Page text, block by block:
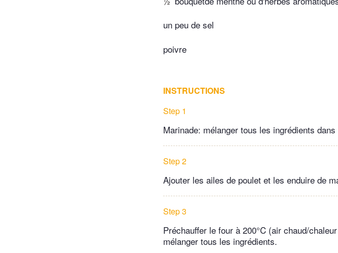
un peu de sel
poivre
INSTRUCTIONS
Step 1
Marinade: mélanger tous les ingrédients
Step 2
Ajouter les ailes de poulet et les enduire de
Step 3
Préchauffer le four à 200°C (air chaud/
mélanger tous les ingrédients.